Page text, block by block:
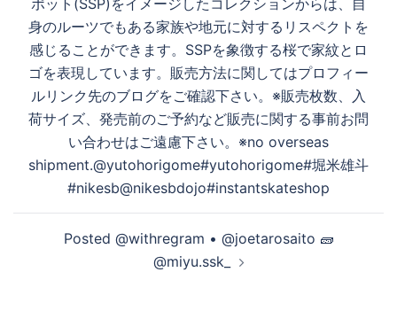
ョ
ン
身のルーツでもある家族や地元に対するリスペクトを
感じることができます。SSPを象徴する桜で家紋とロ
ゴを表現しています。販売方法に関してはプロフィー
ルリンク先のブログをご確認下さい。※販売枚数、入
荷サイズ、発売前のご予約など販売に関する事前お問
い合わせはご遠慮下さい。※no overseas
shipment.@yutohorigome#yutohorigome#堀米雄斗
#nikesb@nikesbdojo#instantskateshop
Posted @withregram • @joetarosaito ️🧱
@miyu.ssk_